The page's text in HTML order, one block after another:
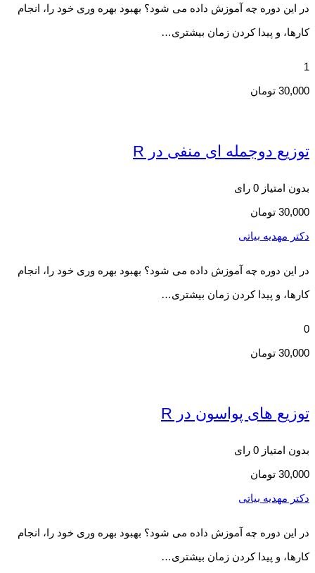
در این دوره چه آموزش داده می شود؟ بهبود بهره وری خود را، انجام
کارها، و پیدا کردن زمان بیشتری…
1
30,000 تومان
توزیع دوجمله ای منفی در R
بدون امتیاز 0 رای
30,000 تومان
دکتر مهدیه بیاتی
در این دوره چه آموزش داده می شود؟ بهبود بهره وری خود را، انجام
کارها، و پیدا کردن زمان بیشتری…
0
30,000 تومان
توزیع های پواسون در R
بدون امتیاز 0 رای
30,000 تومان
دکتر مهدیه بیاتی
در این دوره چه آموزش داده می شود؟ بهبود بهره وری خود را، انجام
کارها، و پیدا کردن زمان بیشتری…